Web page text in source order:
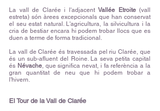
La vall de Clarée i l'adjacent Vallée Etroite(vall
estreta) són àrees excepcionals que han conservat
el seu estat natural. L'agricultura, la silvicultura i la
cria de bestiar encara hi podem trobar llocs que es
duen a terme de forma tradicional.
La vall de Clarée és travessada pel riu Clarée, que
és un sub-afluent del Roine. La seva petita capital
és Névache, que significa nevat, i fa referència a la
gran quantitat de neu que hi podem trobar a
l'hivern.
El Tour de la Vall de Clarée